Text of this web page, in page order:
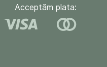
Acceptăm plata: